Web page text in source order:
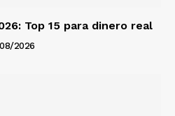
Top 15 para dinero real
2026